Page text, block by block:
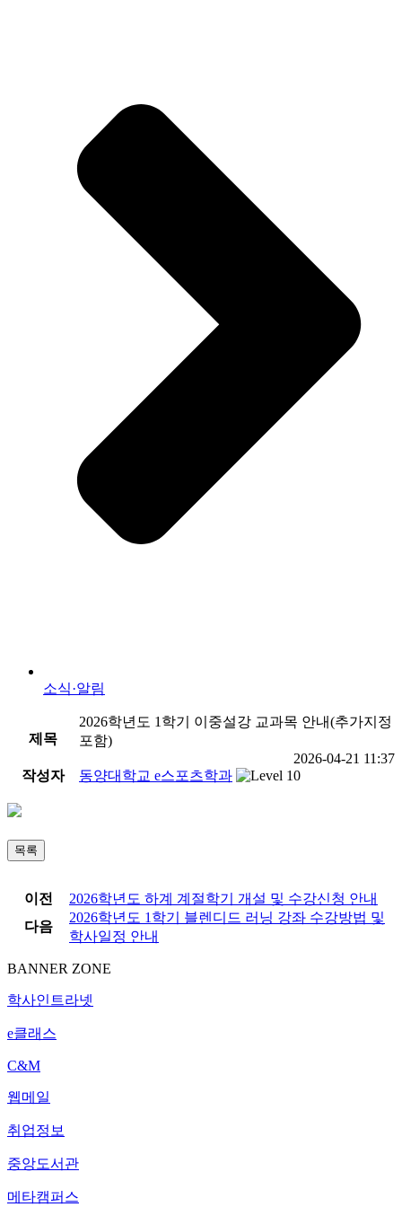
소식·알림
제목
2026학년도 1학기 이중설강 교과목 안내(추가지정
포함)
2026-04-21 11:37
작성자
동양대학교 e스포츠학과
목록
이전
2026학년도 하계 계절학기 개설 및 수강신청 안내
다음
2026학년도 1학기 블렌디드 러닝 강좌 수강방법 및
학사일정 안내
BANNER ZONE
학사인트라넷
e클래스
C&M
웹메일
취업정보
중앙도서관
메타캠퍼스